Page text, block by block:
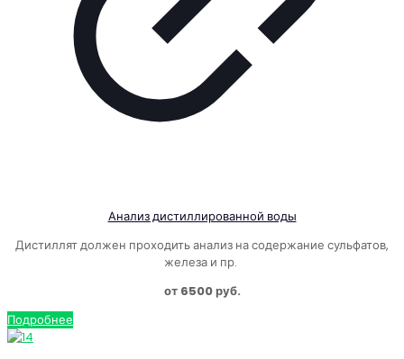
Анализ дистиллированной воды
Дистиллят должен проходить анализ на содержание сульфатов,
железа и пр.
от 6500 руб.
Подробнее